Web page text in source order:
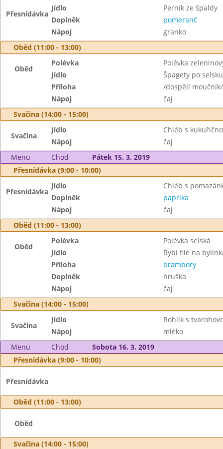
Přesnídávka
Jídlo
Perník ze špaldy
Doplněk
pomeranč
Nápoj
granko
Oběd (11:00 - 13:00)
Oběd
Polévka
Polévka
Jídlo
Špagety po selsku
Příloha
/dospělí moučník/
Nápoj
čaj
Svačina (14:00 - 15:00)
Svačina
Jídlo
Chléb s
Nápoj
čaj
Menu
Chod
Pátek 15. 3. 2019
Přesnídávka (9:00 - 10:00)
Přesnídávka
Jídlo
Chléb s
Doplněk
paprika
Nápoj
čaj
Oběd (11:00 - 13:00)
Oběd
Polévka
Polévka selská
Jídlo
Rybí file na
Příloha
brambory
Doplněk
hruška
Nápoj
čaj
Svačina (14:00 - 15:00)
Svačina
Jídlo
Rohlík s
Nápoj
mléko
Menu
Chod
Sobota 16. 3. 2019
Přesnídávka (9:00 - 10:00)
Přesnídávka
Oběd (11:00 - 13:00)
Oběd
Svačina (14:00 - 15:00)